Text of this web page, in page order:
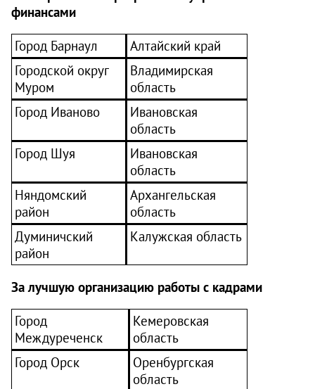
финансами
Город Барнаул
Алтайский край
Городской округ
Муром
Владимирская
область
Город Иваново
Ивановская
область
Город Шуя
Ивановская
область
Няндомский
район
Архангельская
область
Думиничский
район
Калужская область
За лучшую организацию работы с кадрами
Город
Междуреченск
Кемеровская
область
Город Орск
Оренбургская
область